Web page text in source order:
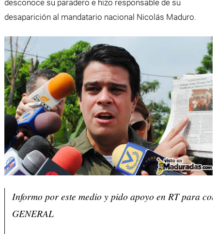
desconoce su paradero e hizo responsable de su
desaparición al mandatario nacional Nicolás Maduro.
Informo por este medio y pido apoyo en RT para
GENERAL